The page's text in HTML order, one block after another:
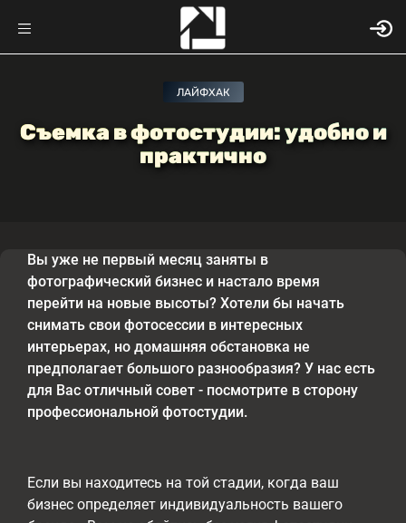
ЛАЙФХАК
Съемка в фотостудии: удобно и
практично
Вы уже не первый месяц заняты в
фотографический бизнес и настало время
перейти на новые высоты? Хотели бы начать
снимать свои фотосессии в интересных
интерьерах, но домашняя обстановка не
предполагает большого разнообразия? У нас есть
для Вас отличный совет - посмотрите в сторону
профессиональной фотостудии.
Если вы находитесь на той стадии, когда ваш
бизнес определяет индивидуальность вашего